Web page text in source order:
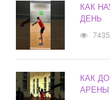
КАК
ДЕНЬ
7435
КАК